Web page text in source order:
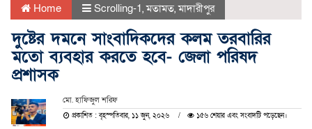
Home Scrolling-1,মতামত,মাদারীপুর
দুষ্টের দমনে সাংবাদিকদের কলম তরবারির
মতো ব্যবহার করতে হবে- জেলা পরিষদ
প্রশাসক
মো. হাফিজুল শরিফ
প্রকাশিত : বৃহস্পতিবার, ১১ জুন, ২০২৬ ১৫৬ শেয়ার এবং সংবাদটি পড়েছেন।